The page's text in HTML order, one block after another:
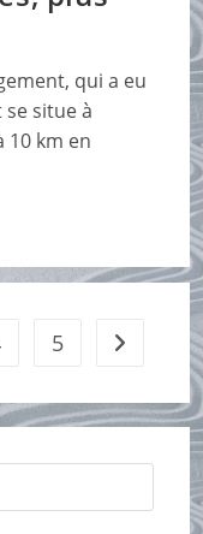
qui a eu
situe à
10 km en
5 Aller à la